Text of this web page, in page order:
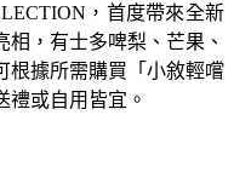
，首度帶來全新
，有士多啤梨、芒果、
根據所需購買「小敘輕嚐
禮或自用皆宜。